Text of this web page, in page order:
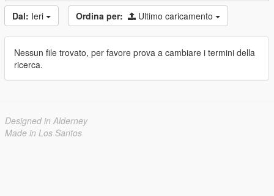
Dal: Ieri Ordina per: Ultimo caricamento
Nessun file trovato, per favore prova a cambiare i termini della
ricerca.
Designed in Alderney
Made in Los Santos